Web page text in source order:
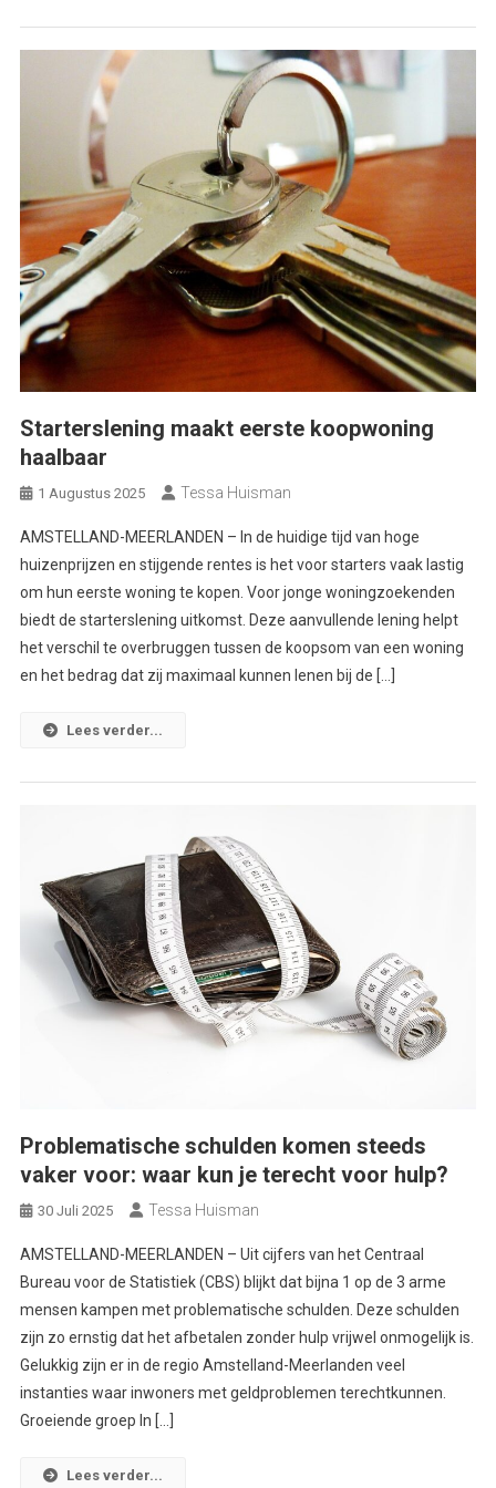
Starterslening maakt eerste koopwoning
haalbaar
1 Augustus 2025 Tessa Huisman
AMSTELLAND-MEERLANDEN – In de huidige tijd van hoge
huizenprijzen en stijgende rentes is het voor starters vaak lastig
om hun eerste woning te kopen. Voor jonge woningzoekenden
biedt de starterslening uitkomst. Deze aanvullende lening helpt
het verschil te overbruggen tussen de koopsom van een woning
en het bedrag dat zij maximaal kunnen lenen bij de […]
Lees verder...
Problematische schulden komen steeds
vaker voor: waar kun je terecht voor hulp?
30 Juli 2025 Tessa Huisman
AMSTELLAND-MEERLANDEN – Uit cijfers van het Centraal
Bureau voor de Statistiek (CBS) blijkt dat bijna 1 op de 3 arme
mensen kampen met problematische schulden. Deze schulden
zijn zo ernstig dat het afbetalen zonder hulp vrijwel onmogelijk is.
Gelukkig zijn er in de regio Amstelland-Meerlanden veel
instanties waar inwoners met geldproblemen terechtkunnen.
Groeiende groep In […]
Lees verder...